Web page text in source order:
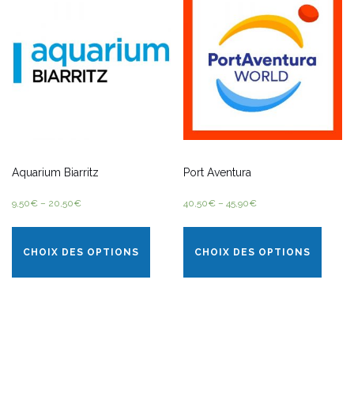
Aquarium Biarritz
9,50€ – 20,50€
CHOIX DES OPTIONS
Port Aventura
40,50€ –45,90€
CHOIX DES OPTIONS